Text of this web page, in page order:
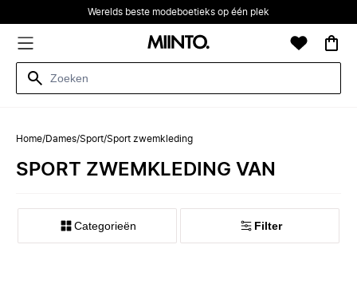
Werelds beste modeboetieks op één plek
Home/Dames/Sport/Sport zwemkleding
SPORT ZWEMKLEDING VAN
Categorieën Filter